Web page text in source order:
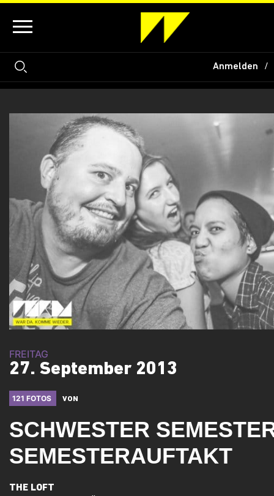
Anmelden
FREITAG
27. September 2013
121 FOTOS VON
SCHWESTER
SEMESTERAUFTAKT
THE LOFT